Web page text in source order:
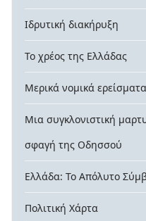
Ιδρυτική διακήρυξη
Το χρέος της Ελλάδας
Μερικά νομικά
Μια συγκλονιστική
σφαγή της Οδησσού
Ελλάδα: Το Απόλυτο
Πολιτική Χάρτα